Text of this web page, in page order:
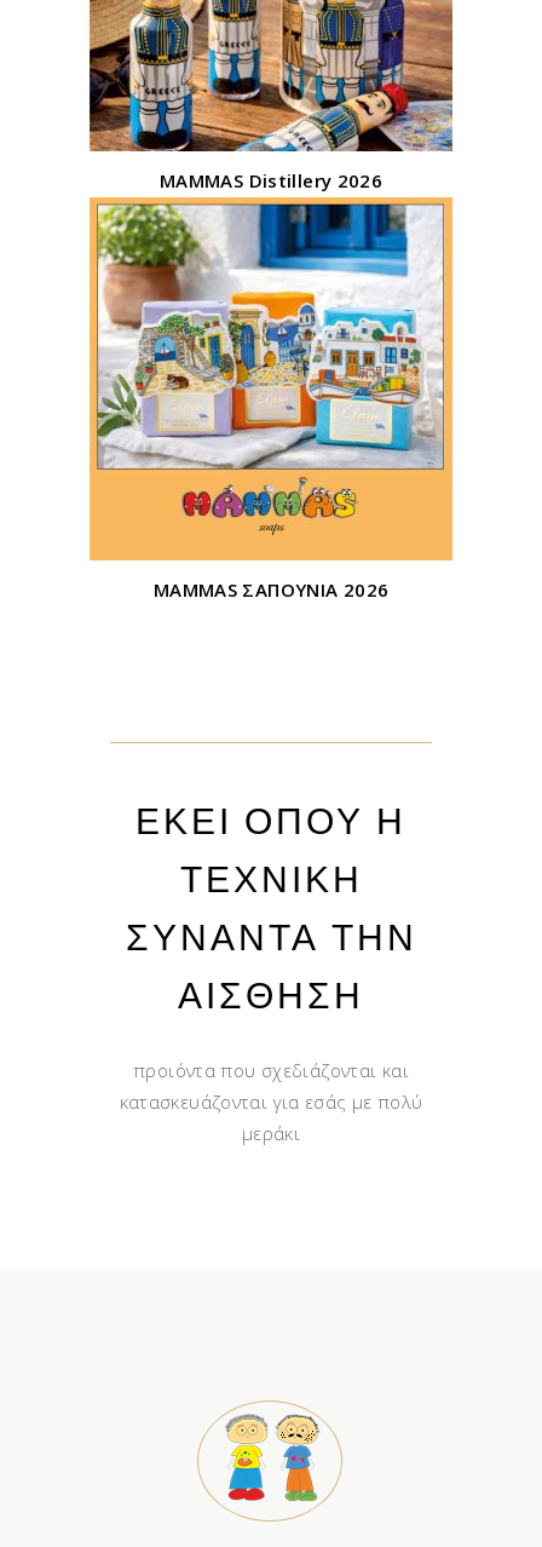
MAMMAS Distillery 2026
MAMMAS ΣΑΠΟΥΝΙΑ 2026
ΕΚΕΙ ΟΠΟΥ Η
ΤΕΧΝΙΚΗ
ΣΥΝΑΝΤΑ ΤΗΝ
ΑΙΣΘΗΣΗ
προιόντα που σχεδιάζονται και
κατασκευάζονται για εσάς με πολύ
μεράκι